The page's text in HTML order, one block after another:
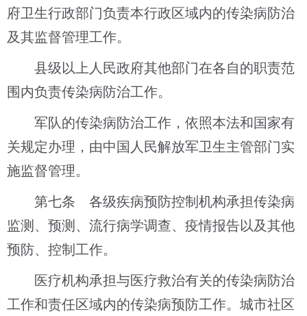
府卫生行政部门负责本行政区域内的传染病防治
及其监督管理工作。
县级以上人民政府其他部门在各自的职责范
围内负责传染病防治工作。
军队的传染病防治工作，依照本法和国家有
关规定办理，由中国人民解放军卫生主管部门实
施监督管理。
第七条 各级疾病预防控制机构承担传染病
监测、预测、流行病学调查、疫情报告以及其他
预防、控制工作。
医疗机构承担与医疗救治有关的传染病防治
工作和责任区域内的传染病预防工作。城市社区